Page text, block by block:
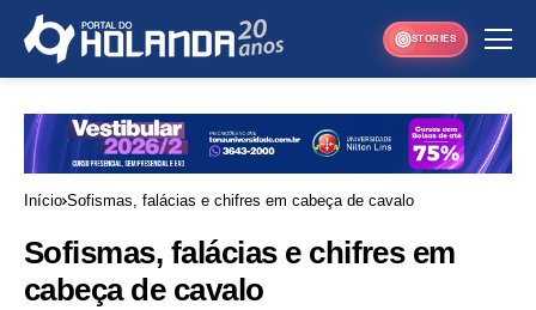
STORIES
Início Sofismas, falácias e chifres em cabeça de cavalo
Sofismas, falácias e chifres em
cabeça de cavalo